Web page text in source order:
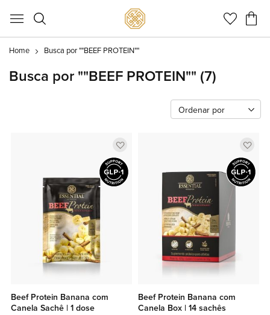
Meu
Home Busca por ""BEEF PROTEIN""
Busca por ""BEEF PROTEIN"" (7)
Ordenar por
Adicionar
a
lista
de
Beef Protein Banana com
Canela Sachê | 1 dose
a
lista
de
Beef Protein Banana com
Canela Box | 14 sachês